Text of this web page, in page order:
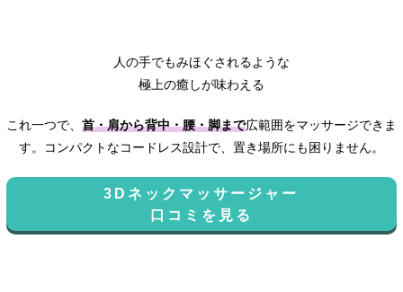
人の手でもみほぐされるような
極上の癒しが味わえる
これ一つで、 首・肩から背中・腰・脚まで広範囲をマッサージできま
す。コンパクトなコードレス設計で、置き場所にも困りません。
3Dネックマッサージャー
口コミを見る